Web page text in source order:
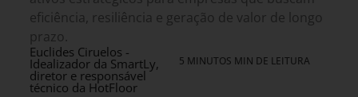
eficiência, resiliência e geração de valor de longo
prazo.
Euclides Ciruelos -
Idealizador da SmartLy,
diretor e responsável
técnico da HotFloor
5 MINUTOS MIN DE LEITURA